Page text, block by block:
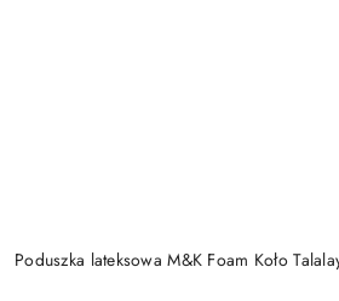
Poduszka lateksowa M&K Foam Koło